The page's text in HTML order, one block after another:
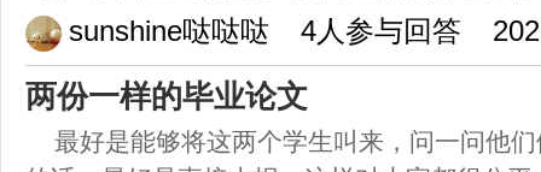
sunshine哒哒哒 4人参与回答
两份一样的毕业论文
最好是能够将这两个学生叫来，问一问他